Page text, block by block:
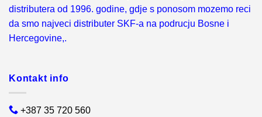
distributera od 1996. godine, gdje s ponosom mozemo reci
da smo najveci distributer SKF-a na podrucju Bosne i
Hercegovine,.
Kontakt info
+387 35 720 560